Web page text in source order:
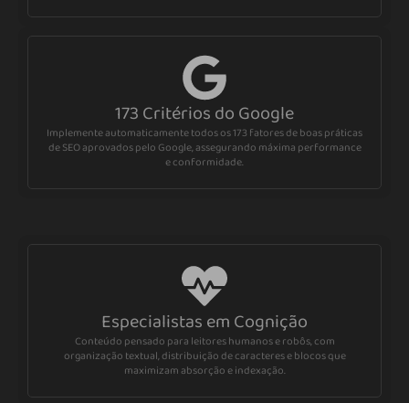
173 Critérios do Google
Implemente automaticamente todos os 173 fatores de boas práticas
de SEO aprovados pelo Google, assegurando máxima performance
e conformidade.
Especialistas em Cognição
Conteúdo pensado para leitores humanos e robôs, com
organização textual, distribuição de caracteres e blocos que
maximizam absorção e indexação.